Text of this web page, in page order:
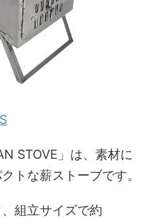
STOVE」は、素材に
トな薪ストーブです。
組立サイズで約